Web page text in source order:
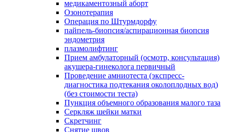
медикаментозный аборт
Озонотерапия
Операция по Штурмдорфу
пайпель-биопсия/аспирационная биопсия
эндометрия
плазмолифтинг
Прием амбулаторный (осмотр, консультация)
акушера-гинеколога первичный
Проведение амниотеста (экспресс-
диагностика подтекания околоплодных вод)
(без стоимости теста)
Пункция объемного образования малого таза
Серкляж шейки матки
Скретчинг
Снятие швов